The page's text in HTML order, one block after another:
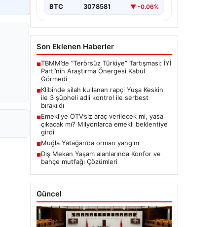
BTC 3078581 ▼ -0.06%
Son Eklenen Haberler
■TBMM’de “Terörsüz Türkiye” Tartışması: İYİ
Parti’nin Araştırma Önergesi Kabul
Görmedi
■Klibinde silah kullanan rapçi Yuşa Keskin
ile 3 şüpheli adli kontrol ile serbest
bırakıldı
■Emekliye ÖTV’siz araç verilecek mi, yasa
çıkacak mı? Milyonlarca emekli beklentiye
girdi
■Muğla Yatağan’da orman yangını
■Dış Mekan Yaşam alanlarında Konfor ve
bahçe mutfağı Çözümleri
Güncel